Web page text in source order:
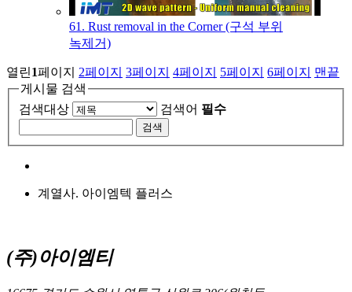
61. Rust removal in the Corner (구석 부위
녹제거)
열린1페이지 2페이지 3페이지 4페이지 5페이지 6페이지
맨끝
게시물 검색
검색대상
검색어 필수
계열사. 아이엠텍 플러스
(주)아이엠티